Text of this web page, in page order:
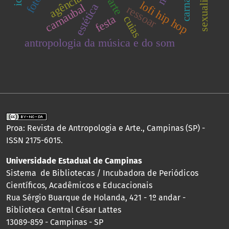
estética
agência arte
antropologia da música e do som
ressoar
lofi hip hop
carnaubal festa cuias
Proa: Revista de Antropologia e Arte., Campinas (SP) -
ISSN 2175-6015.
Universidade Estadual de Campinas
Sistema de Bibliotecas / Incubadora de Periódicos
Científicos, Acadêmicos e Educacionais
Rua Sérgio Buarque de Holanda, 421 - 1º andar -
Biblioteca Central César Lattes
13089-859 - Campinas - SP